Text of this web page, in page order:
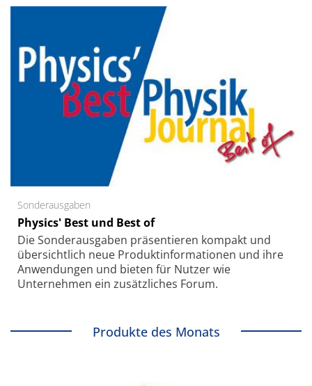
Sonderausgaben
Physics' Best und Best of
Die Sonder­ausgaben präsentieren kompakt und
übersichtlich neue Produkt­informationen und ihre
Anwendungen und bieten für Nutzer wie
Unternehmen ein zusätzliches Forum.
Produkte des Monats